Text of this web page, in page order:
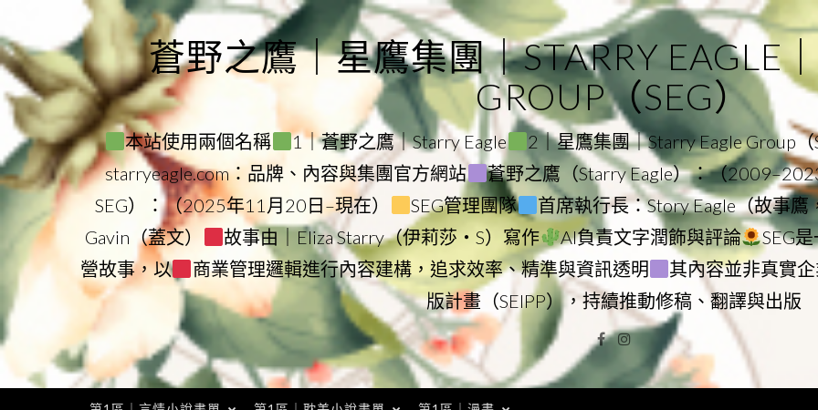
to
content
蒼野之鷹｜星鷹集團｜STARRY EAGLE
GROUP（SEG）
本站使用兩個名稱 1｜蒼野之鷹｜Starry Eagle 2｜星鷹集團｜Starry Eagle Group（
starryeagle.com：品牌、內容與集團官方網站
蒼野之鷹（Starry Eagle）：（
SEG）：（2025年11月20日–現在）
SEG管理團隊 首席執行長：Story Eagle（故事鷹
Gavin（蓋文）
故事由｜Eliza Starry（伊莉莎・S）寫作 AI負責文字潤飾與評論
SEG
營故事，以
商業管理邏輯進行內容建構，追求效率、精準與資訊透明 其內容並非真實
版計畫（SEIPP），持續推動修稿、翻譯與出版
Facebook
Instagram